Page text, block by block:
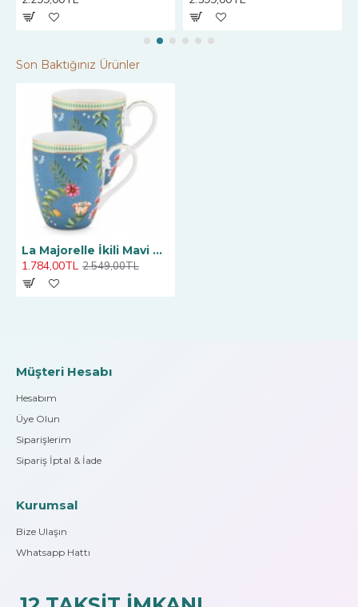
Son Baktığınız Ürünler
La Majorelle İkili Mavi Büyük Mug Seti 350 ml.
1.784,00TL 2.549,00TL
Müşteri Hesabı
Hesabım
Üye Olun
Siparişlerim
Sipariş İptal & İade
Kurumsal
Bize Ulaşın
Whatsapp Hattı